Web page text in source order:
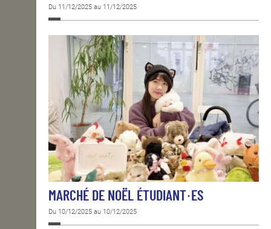
Du 11/12/2025 au 11/12/2025
MARCHÉ DE NOËL ÉTUDIANT·ES
Du 10/12/2025 au 10/12/2025